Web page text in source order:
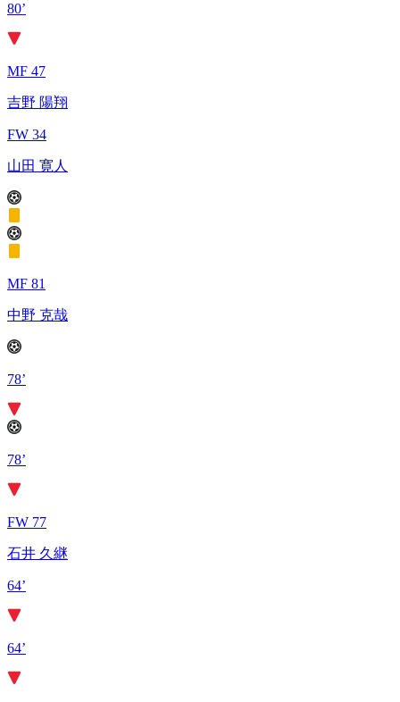
80’
MF 47
吉野 陽翔
FW 34
山田 寛人
MF 81
中野 克哉
78’
78’
FW 77
石井 久継
64’
64’